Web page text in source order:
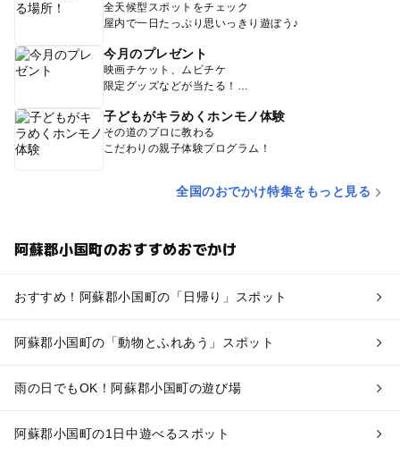
全天候型スポットをチェック
屋内で一日たっぷり思いっきり遊ぼう♪
今月のプレゼント
映画チケット、ムビチケ
限定グッズなどが当たる！
子どもがキラめくホンモノ体験
その道のプロに教わる
こだわりの親子体験プログラム！
全国のおでかけ特集をもっと見る
阿蘇郡小国町のおすすめおでかけ
おすすめ！阿蘇郡小国町の「日帰り」スポット
阿蘇郡小国町の「動物とふれあう」スポット
雨の日でもOK！阿蘇郡小国町の遊び場
阿蘇郡小国町の1日中遊べるスポット